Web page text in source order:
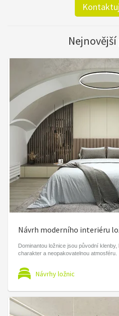
Návrh moderního interiéru
Dominantou ložnice jsou původní
charakter a neopakovatelnou atmosféru.
Návrhy ložnic